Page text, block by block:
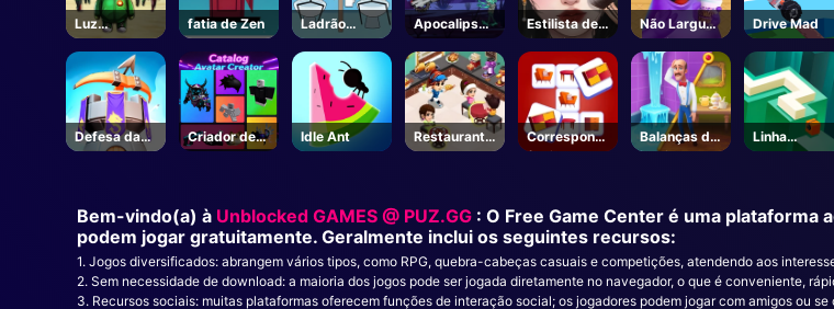
Luz
vermelha
Luz verde
fatia de Zen
Ladrão
Puzzle
Apocalipse
Moto
Estilista de
maquiagem
Não Largue
o Grimace
Drive Mad
Defesa da
Torre do
Criador de
Avatar de
Idle Ant
Restaurante
aberto
Correspond
ência de
Balanças de
jardim 3D
Linha
Dançando
Bem-vindo(a) à Unblocked GAMES @ PUZ.GG : O Free Game Center é uma
podem jogar gratuitamente. Geralmente inclui os seguintes recursos:
1. Jogos diversificados: abrangem vários tipos, como RPG, quebra-cabeças casuais e competições, atendendo aos
2. Sem necessidade de download: a maioria dos jogos pode ser jogada diretamente no navegador, o que é conveniente,
3. Recursos sociais: muitas plataformas oferecem funções de interação social; os jogadores podem jogar com amigos ou